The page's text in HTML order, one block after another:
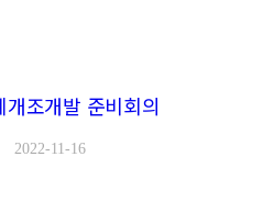
조개발 준비회의
2022-11-16